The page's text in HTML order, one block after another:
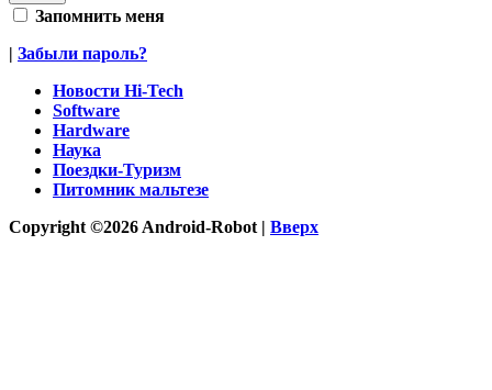
Запомнить меня
| Забыли пароль?
Новости Hi-Tech
Software
Hardware
Наука
Поездки-Туризм
Питомник мальтезе
Copyright ©2026 Android-Robot | Вверх